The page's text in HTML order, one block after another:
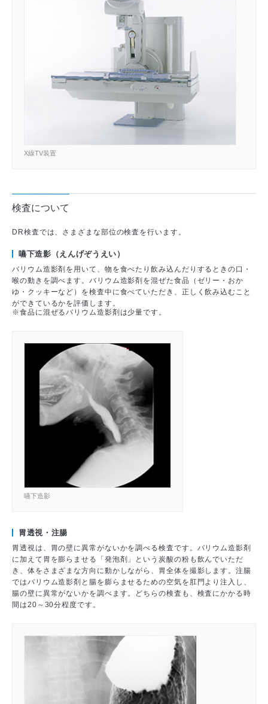
X線TV装置
検査について
DR検査では、さまざまな部位の検査を行います。
嚥下造影（えんげぞうえい）
バリウム造影剤を用いて、物を食べたり飲み込んだりするときの口・
喉の動きを調べます。バリウム造影剤を混ぜた食品（ゼリー・おか
ゆ・クッキーなど）を検査中に食べていただき、正しく飲み込むこと
ができているかを評価します。
※食品に混ぜるバリウム造影剤は少量です。
嚥下造影
胃透視・注腸
胃透視は、胃の壁に異常がないかを調べる検査です。バリウム造影剤
に加えて胃を膨らませる「発泡剤」という炭酸の粉も飲んでいただ
き、体をさまざまな方向に動かしながら、胃全体を撮影します。注腸
ではバリウム造影剤と腸を膨らませるための空気を肛門より注入し、
腸の壁に異常がないかを調べます。どちらの検査も、検査にかかる時
間は20～30分程度です。